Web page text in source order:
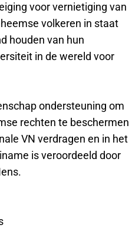
voor vernietiging van
volkeren in staat
houden van hun
in de wereld voor
ondersteuning om
rechten te beschermen
VN verdragen en in het
is veroordeeld door